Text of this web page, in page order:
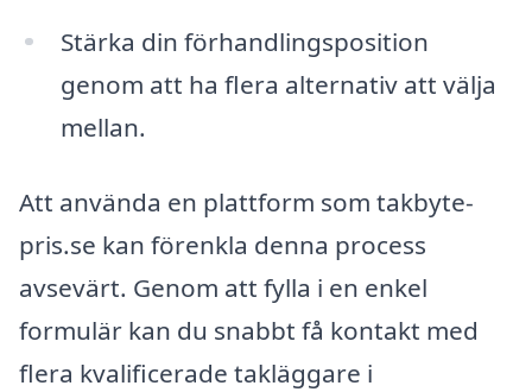
Stärka din förhandlingsposition
genom att ha flera alternativ att välja
mellan.
Att använda en plattform som takbyte-
pris.se kan förenkla denna process
avsevärt. Genom att fylla i en enkel
formulär kan du snabbt få kontakt med
flera kvalificerade takläggare i